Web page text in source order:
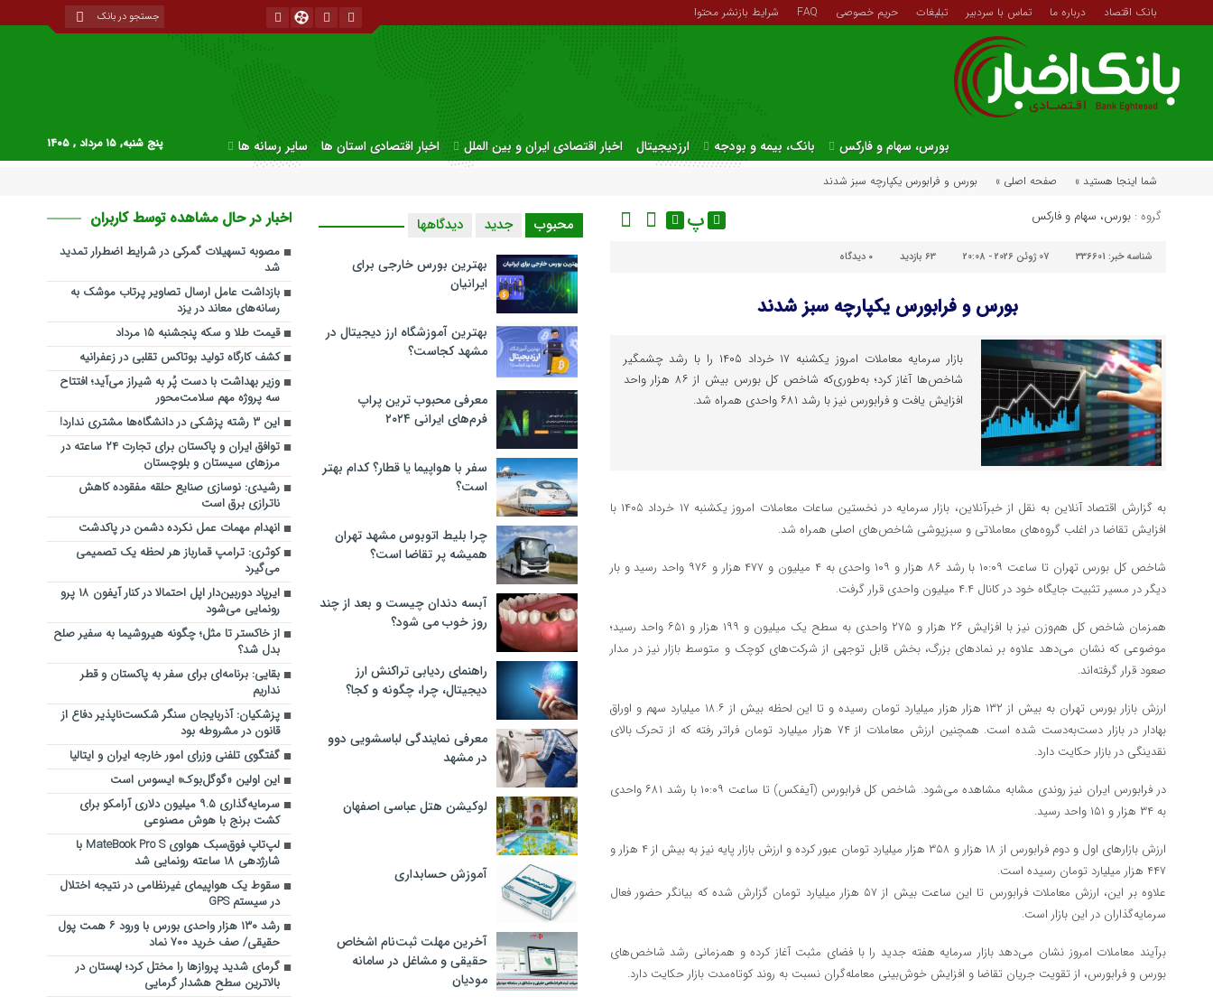
بانک اقتصاد درباره ما تماس با سردبیر تبلیغات حریم خصوصی FAQ شرایط بازنشر محتوا
بورس، سهام و فارکس بانک، بیمه و بودجه ارزدیجیتال اخبار اقتصادی ایران و بین الملل اخبار اقتصادی استان ها سایر رسانه ها پنج شنبه, ۱۵ مرداد , ۱۴۰۵
شما اینجا هستید » صفحه اصلی » بورس و فرابورس یکپارچه سبز شدند
گروه : بورس، سهام و فارکس پ
شناسه خبر: 336601 07 ژوئن 2026 - 20:08 63 بازدید ۰ دیدگاه
بورس و فرابورس یکپارچه سبز شدند
بازار سرمایه معاملات امروز یکشنبه ۱۷ خرداد ۱۴۰۵ را با رشد چشمگیر
شاخص‌ها آغاز کرد؛ به‌طوری‌که شاخص کل بورس بیش از ۸۶ هزار واحد
افزایش یافت و فرابورس نیز با رشد ۶۸۱ واحدی همراه شد.
به گزارش اقتصاد آنلاین به نقل از خبرآنلاین، بازار سرمایه در نخستین ساعات معاملات امروز یکشنبه ۱۷ خرداد ۱۴۰۵ با
افزایش تقاضا در اغلب گروه‌های معاملاتی و سبزپوشی شاخص‌های اصلی همراه شد.
شاخص کل بورس تهران تا ساعت ۱۰:۰۹ با رشد ۸۶ هزار و ۱۰۹ واحدی به ۴ میلیون و ۴۷۷ هزار و ۹۷۶ واحد رسید و بار
دیگر در مسیر تثبیت جایگاه خود در کانال ۴.۴ میلیون واحدی قرار گرفت.
همزمان شاخص کل هم‌وزن نیز با افزایش ۲۶ هزار و ۲۷۵ واحدی به سطح یک میلیون و ۱۹۹ هزار و ۶۵۱ واحد رسید؛
موضوعی که نشان می‌دهد علاوه بر نمادهای بزرگ، بخش قابل توجهی از شرکت‌های کوچک و متوسط بازار نیز در مدار
صعود قرار گرفته‌اند.
ارزش بازار بورس تهران به بیش از ۱۳۲ هزار هزار میلیارد تومان رسیده و تا این لحظه بیش از ۱۸.۶ میلیارد سهم و اوراق
بهادار در بازار دست‌به‌دست شده است. همچنین ارزش معاملات از ۷۴ هزار میلیارد تومان فراتر رفته که از تحرک بالای
نقدینگی در بازار حکایت دارد.
در فرابورس ایران نیز روندی مشابه مشاهده می‌شود. شاخص کل فرابورس (آیفکس) تا ساعت ۱۰:۰۹ با رشد ۶۸۱ واحدی
به ۳۴ هزار و ۱۵۱ واحد رسید.
ارزش بازارهای اول و دوم فرابورس از ۱۸ هزار و ۳۵۸ هزار میلیارد تومان عبور کرده و ارزش بازار پایه نیز به بیش از ۴ هزار و
۴۴۷ هزار میلیارد تومان رسیده است.
علاوه بر این، ارزش معاملات فرابورس تا این ساعت بیش از ۵۷ هزار میلیارد تومان گزارش شده که بیانگر حضور فعال
سرمایه‌گذاران در این بازار است.
برآیند معاملات امروز نشان می‌دهد بازار سرمایه هفته جدید را با فضای مثبت آغاز کرده و همزمانی رشد شاخص‌های
بورس و فرابورس، از تقویت جریان تقاضا و افزایش خوش‌بینی معامله‌گران نسبت به روند کوتاه‌مدت بازار حکایت دارد.
محبوب جدید دیدگاهها
بهترین بورس خارجی برای
ایرانیان
بهترین آموزشگاه ارز دیجیتال در
مشهد کجاست؟
معرفی محبوب ترین پراپ
فرم‌های ایرانی ۲۰۲۴
سفر با هواپیما یا قطار؟ کدام بهتر
است؟
چرا بلیط اتوبوس مشهد تهران
همیشه پر تقاضا است؟
آبسه دندان چیست و بعد از چند
روز خوب می‌ شود؟
راهنمای ردیابی تراکنش ارز
دیجیتال، چرا، چگونه و کجا؟
معرفی نمایندگی لباسشویی دوو
در مشهد
لوکیشن هتل عباسی اصفهان
آموزش حسابداری
آخرین مهلت ثبت‌نام اشخاص
حقیقی و مشاغل در سامانه
مودیان
اخبار در حال مشاهده توسط کاربران
مصوبه تسهیلات گمرکی در شرایط اضطرار تمدید
شد
بازداشت عامل ارسال تصاویر پرتاب موشک به
رسانه‌های معاند در یزد
قیمت طلا و سکه پنجشنبه ۱۵ مرداد
کشف کارگاه تولید بوتاکس تقلبی در زعفرانیه
وزیر بهداشت با دست پُر به شیراز می‌آید؛ افتتاح
سه پروژه مهم سلامت‌محور
این ۳ رشته پزشکی در دانشگاه‌ها مشتری ندارد!
توافق ایران و پاکستان برای تجارت ۲۴ ساعته در
مرزهای سیستان و بلوچستان
رشیدی: نوسازی صنایع حلقه مفقوده کاهش
ناترازی برق است
انهدام مهمات عمل نکرده دشمن در پاکدشت
کوثری: ترامپ قمارباز هر لحظه یک تصمیمی
می‌گیرد
ایرپاد دوربین‌دار اپل احتمالا در کنار آیفون ۱۸ پرو
رونمایی می‌شود
از خاکستر تا مثل؛ چگونه هیروشیما به سفیر صلح
بدل شد؟
بقایی: برنامه‌ای برای سفر به پاکستان و قطر
نداریم
پزشکیان: آذربایجان سنگر شکست‌ناپذیر دفاع از
قانون در مشروطه بود
گفتگوی تلفنی وزرای امور خارجه ایران و ایتالیا
این اولین «گوگل‌بوک» ایسوس است
سرمایه‌گذاری ۹.۵ میلیون دلاری آرامکو برای
کشت برنج با هوش مصنوعی
لپ‌تاپ فوق‌سبک هواوی MateBook Pro S با
شارژدهی ۱۸ ساعته رونمایی شد
سقوط یک هواپیمای غیرنظامی در نتیجه اختلال
در سیستم‌ GPS
رشد ۱۳۰ هزار واحدی بورس با ورود ۶ همت پول
حقیقی/ صف خرید ۷۰۰ نماد
گرمای شدید پروازها را مختل کرد؛ لهستان در
بالاترین سطح هشدار گرمایی